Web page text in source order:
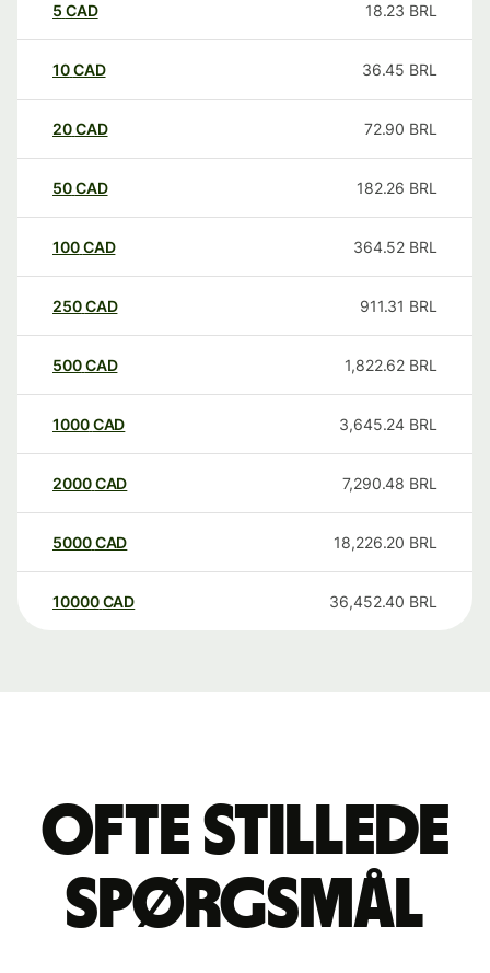
5 CAD 18.23 BRL
10CAD 36.45 BRL
20CAD 72.90 BRL
50CAD 182.26 BRL
100CAD 364.52 BRL
250CAD 911.31 BRL
500CAD 1,822.62 BRL
1000CAD 3,645.24 BRL
2000CAD 7,290.48 BRL
5000CAD 18,226.20 BRL
10000 CAD 36,452.40 BRL
Ofte stillede
spørgsmål